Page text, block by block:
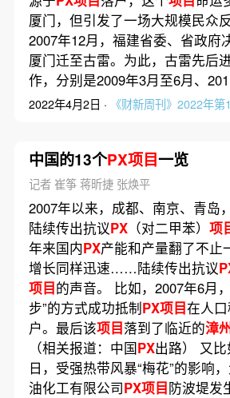
厦门，但引发了一场大规模民众反
2007年12月，福建省委、省政府
厦门迁至古雷。为此，古雷先后
作，分别是2009年3月至6月、
2022年4月2日 · 《财新周刊》2022年第
中国的13个PX项目一览
记者 崔筝 蒋昕捷 张焕平
2007年以来，成都、南京、青岛
陆续传出抗议PX（对二甲苯） 项
年来国内PX产能和产量翻了不止
增长同样迅速……陆续传出抗议
项目的声音。 比如，2007年6月
步”的方式成功抵制PX项目在人
户。最后该项目落到了临近的漳
（相关报道：中国PX出路） 又
日，受强热带风暴“梅花”的影响
油化工有限公司PX项目防波堤